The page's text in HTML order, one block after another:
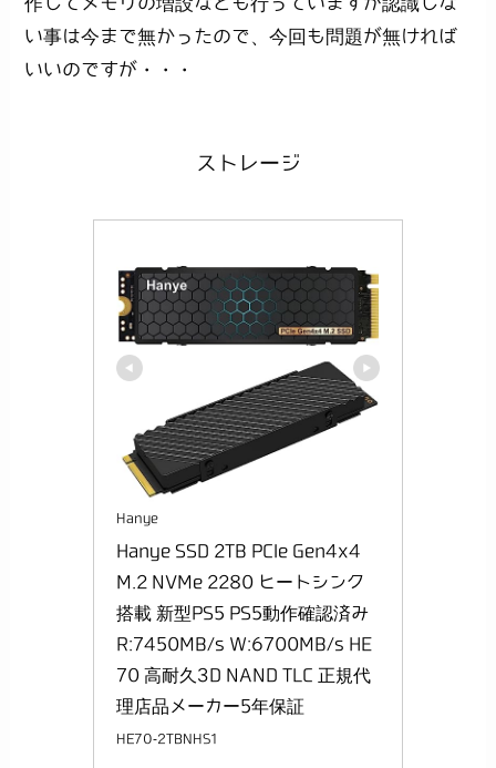
い事は今まで無かったので、今回も問題が無ければ
いいのですが・・・
ストレージ
Hanye
Hanye SSD 2TB PCIe Gen4x4
M.2 NVMe 2280 ヒートシンク
搭載 新型PS5 PS5動作確認済み
R:7450MB/s W:6700MB/s HE
70 高耐久3D NAND TLC 正規代
理店品メーカー5年保証
HE70-2TBNHS1